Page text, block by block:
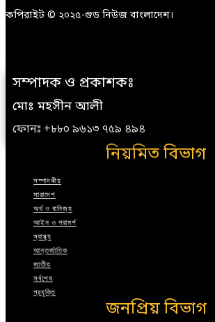
কপিরাইট © ২০২৫-গুড নিউজ বাংলাদেশ।
সম্পাদক ও প্রকাশকঃ
মোঃ মহসীন আলী
ফোনঃ +৮৮০ ৯৬১৩ ৭৫৯ ৪৯৪
নিয়মিত বিভাগ
সম্পাদকীয়
সারাদেশ
অর্থ ও বানিজ্য
আইন ও পরামর্শ
স্বাস্থ্য
আন্তর্জাতিক
জাতীয়
সর্বশেষ
প্রযুক্তি
জনপ্রিয় বিভাগ